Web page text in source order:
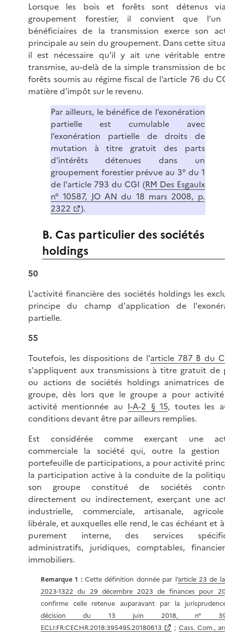
Lorsque les bois et forêts sont détenus
groupement forestier, il convient que
bénéficiaires de la transmission exerce son
principale au sein du groupement. Dans cette
il est nécessaire qu’il y ait une véritable
transmise, au-delà de la simple transmission de
forêts soumis au régime fiscal de l’article 76 du
matière d’impôt sur le revenu.
Par ailleurs, le bénéfice de l’exonération
partielle est cumulable avec
l’exonération partielle de droits de
mutation à titre gratuit des parts
d’intérêts détenues dans un
groupement forestier prévue au 3° du 1
de l'article 793 du CGI (RM Des Esgaulx
n° 10587, JO AN du 18 mars 2008, p.
2322
).
B. Cas particulier des sociétés
holdings
50
L'activité financière des sociétés holdings les
principe du champ d'application de
partielle.
55
Toutefois, les dispositions de l'article 787 B du
s'appliquent aux transmissions à titre gratuit de
ou actions de sociétés holdings animatrices
groupe, dès lors que le groupe a pour
activité mentionnée au I-A-2 § 15, toutes les
conditions devant être par ailleurs remplies.
Est considérée comme exerçant une
commerciale la société qui, outre la gestion
portefeuille de participations, a pour activité
la participation active à la conduite de la
son groupe constitué de sociétés
directement ou indirectement, exerçant une
industrielle, commerciale, artisanale,
libérale, et auxquelles elle rend, le cas échéant et
purement interne, des services
administratifs, juridiques, comptables,
immobiliers.
Remarque 1 :Cette définition donnée par l’article 23 de
2023-1322 du 29 décembre 2023 de finances pour
confirme celle retenue auparavant par la
décision du 13 juin 2018, n°
ECLI:FR:CECHR:2018:395495.20180613
; Cass. Com.,